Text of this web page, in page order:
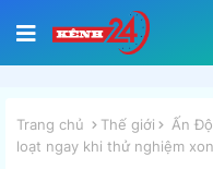
Trang chủ Thế giới
Ấn
loạt ngay khi thử nghiệm